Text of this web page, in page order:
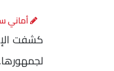
أماني
كشفت
لجمهورها.